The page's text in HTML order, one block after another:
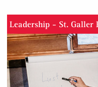
Leadership - St. Galler